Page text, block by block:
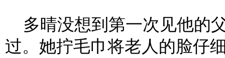
多晴没想到第一次见他的
过。她拧毛巾将老人的脸仔